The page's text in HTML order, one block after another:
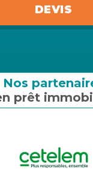
nous ?
DEVIS
Nos
prêt